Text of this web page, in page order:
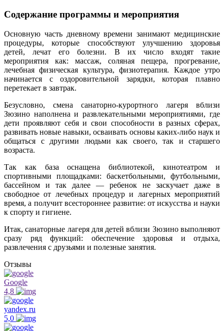
Содержание программы и мероприятия
Основную часть дневному времени занимают медицинские
процедуры, которые способствуют улучшению здоровья
детей, лечат его болезни. В их число входят такие
мероприятия как: массаж, соляная пещера, прогревание,
лечебная физическая культура, физиотерапия. Каждое утро
начинается с оздоровительной зарядки, которая плавно
перетекает в завтрак.
Безусловно, смена санаторно-курортного лагеря вблизи
Зюзино наполнена и развлекательными мероприятиями, где
дети проявляют себя и свои способности в разных сферах,
развивать новые навыки, осваивать основы каких-либо наук и
общаться с другими людьми как своего, так и старшего
возраста.
Так как база оснащена библиотекой, кинотеатром и
спортивными площадками: баскетбольными, футбольными,
бассейном и так далее — ребенок не заскучает даже в
свободное от лечебных процедур и лагерных мероприятий
время, а получит всестороннее развитие: от искусства и науки
к спорту и гигиене.
Итак, санаторные лагеря для детей вблизи Зюзино выполняют
сразу ряд функций: обеспечение здоровья и отдыха,
развлечения с друзьями и полезные занятия.
Отзывы
Google
4,8
yandex.ru
5,0